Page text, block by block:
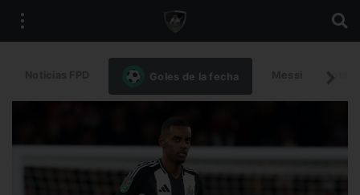
Goles de la fecha